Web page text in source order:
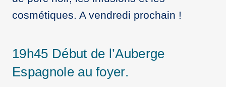
cosmétiques. A vendredi prochain !
19h45 Début de l’Auberge
Espagnole au foyer.